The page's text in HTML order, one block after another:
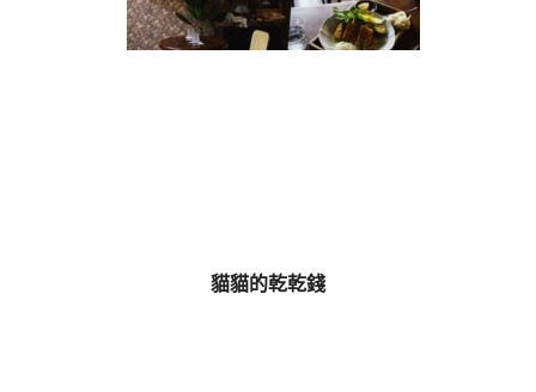
貓貓的乾乾錢